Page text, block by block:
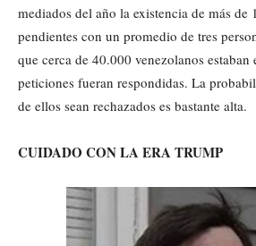
mediados del año la existencia de más de
pendientes con un promedio de tres
que cerca de 40.000 venezolanos estaban
peticiones fueran respondidas. La
de ellos sean rechazados es bastante alta.
CUIDADO CON LA ERA TRUMP